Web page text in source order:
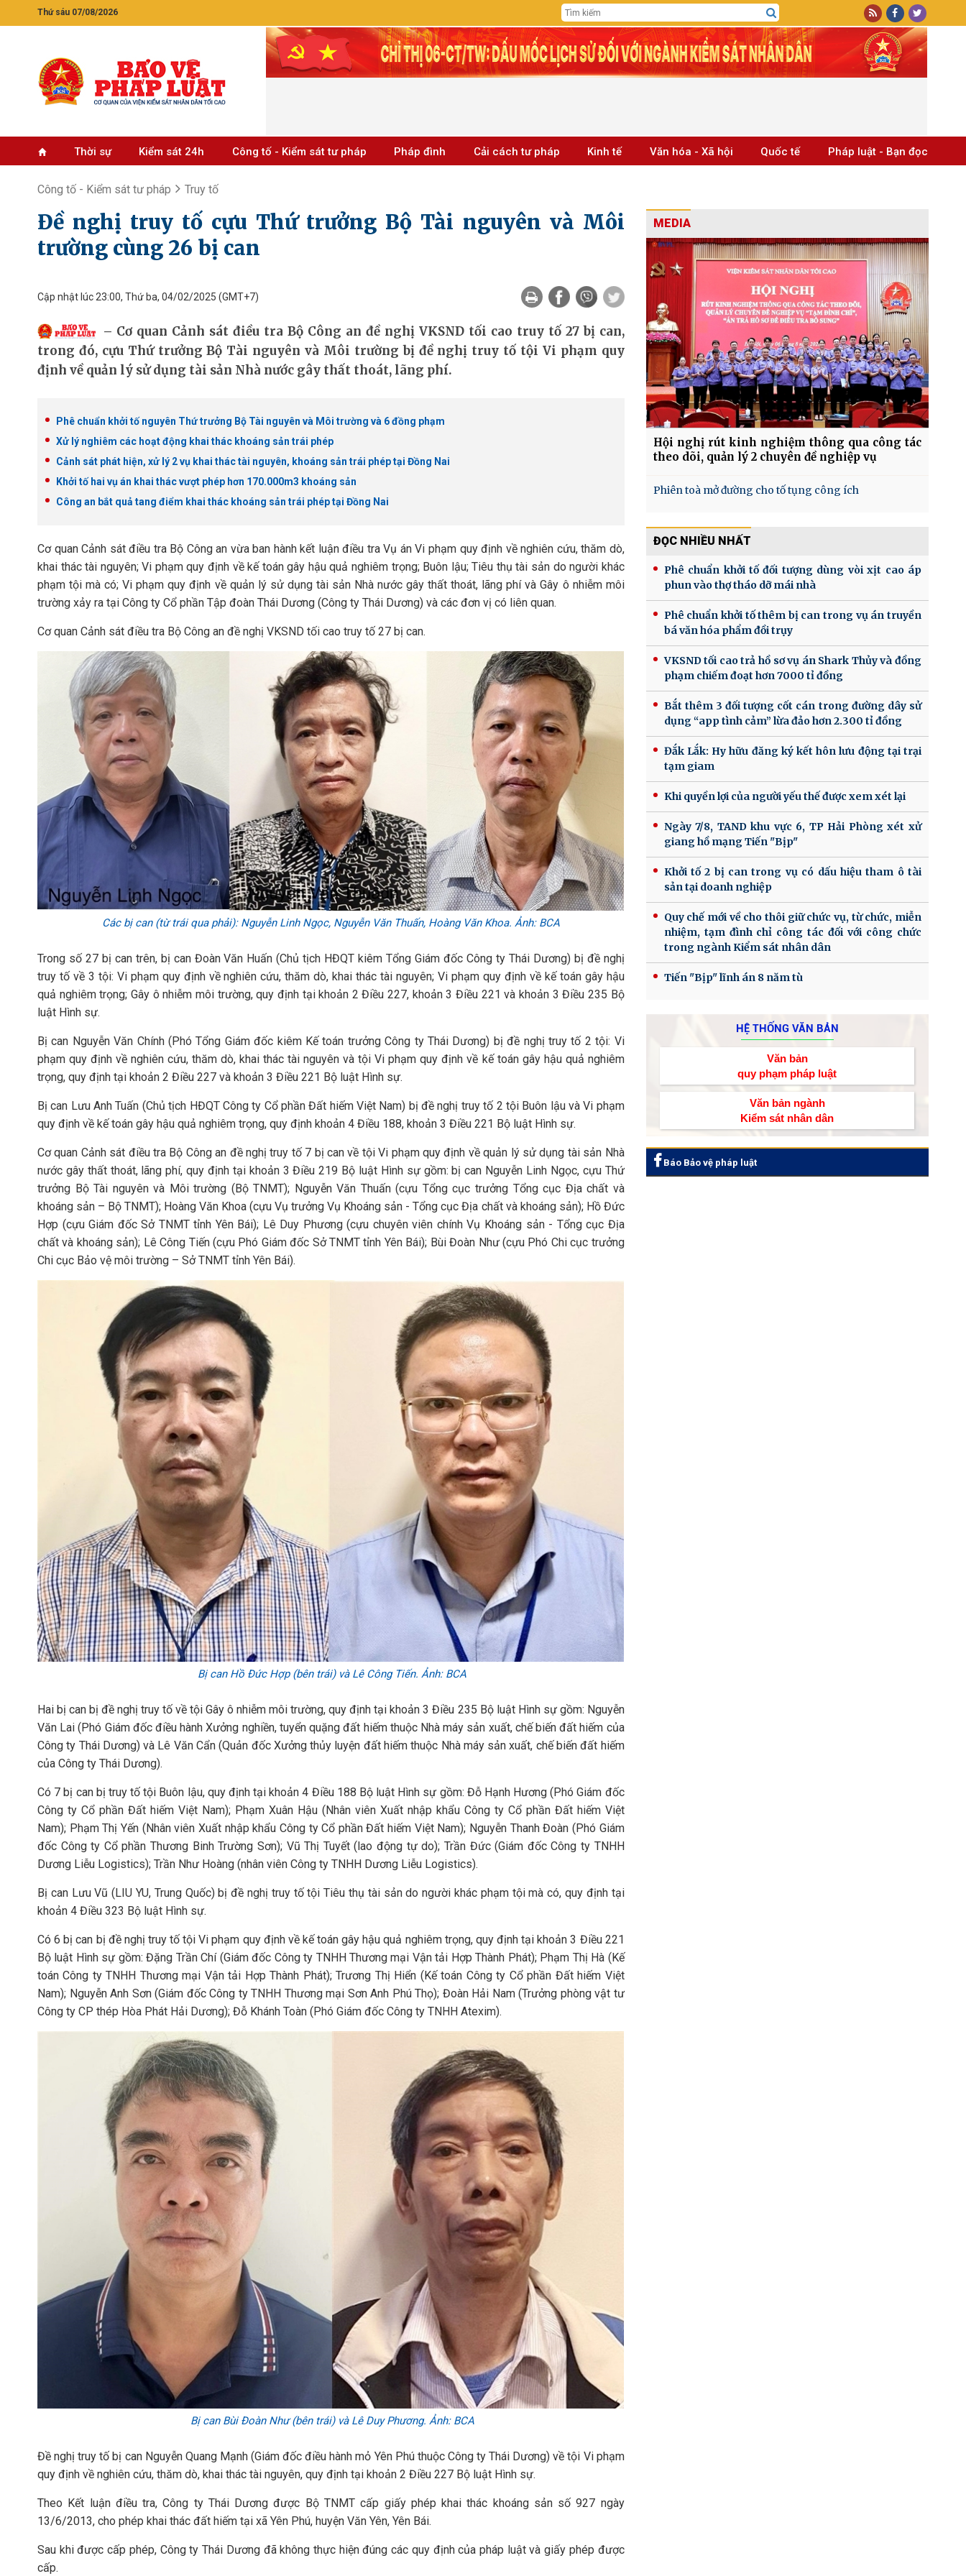
Thứ sáu 07/08/2026
Thời sự Kiểm sát 24h Công tố - Kiểm sát tư pháp Pháp đình Cải cách tư pháp Kinh tế Văn hóa - Xã hội Quốc tế Pháp luật - Bạn đọc
Công tố - Kiểm sát tư pháp Truy tố
Đề nghị truy tố cựu Thứ trưởng Bộ Tài nguyên và Môi
trường cùng 26 bị can
Cập nhật lúc 23:00, Thứ ba, 04/02/2025 (GMT+7)
Cơ quan Cảnh sát điều tra Bộ Công an đề nghị VKSND tối cao truy tố 27 bị can,
trong đó, cựu Thứ trưởng Bộ Tài nguyên và Môi trường bị đề nghị truy tố tội Vi phạm quy
định về quản lý sử dụng tài sản Nhà nước gây thất thoát, lãng phí.
Phê chuẩn khởi tố nguyên Thứ trưởng Bộ Tài nguyên và Môi trường và 6 đồng phạm
Xử lý nghiêm các hoạt động khai thác khoáng sản trái phép
Cảnh sát phát hiện, xử lý 2 vụ khai thác tài nguyên, khoáng sản trái phép tại Đồng Nai
Khởi tố hai vụ án khai thác vượt phép hơn 170.000m3 khoáng sản
Công an bắt quả tang điểm khai thác khoáng sản trái phép tại Đồng Nai
Cơ quan Cảnh sát điều tra Bộ Công an vừa ban hành kết luận điều tra Vụ án Vi phạm quy định về nghiên cứu, thăm dò,
khai thác tài nguyên; Vi phạm quy định về kế toán gây hậu quả nghiêm trọng; Buôn lậu; Tiêu thụ tài sản do người khác
phạm tội mà có; Vi phạm quy định về quản lý sử dụng tài sản Nhà nước gây thất thoát, lãng phí và Gây ô nhiễm môi
trường xảy ra tại Công ty Cổ phần Tập đoàn Thái Dương (Công ty Thái Dương) và các đơn vị có liên quan.
Cơ quan Cảnh sát điều tra Bộ Công an đề nghị VKSND tối cao truy tố 27 bị can.
Các bị can (từ trái qua phải): Nguyễn Linh Ngọc, Nguyễn Văn Thuấn, Hoàng Văn Khoa. Ảnh: BCA
Trong số 27 bị can trên, bị can Đoàn Văn Huấn (Chủ tịch HĐQT kiêm Tổng Giám đốc Công ty Thái Dương) bị đề nghị
truy tố về 3 tội: Vi phạm quy định về nghiên cứu, thăm dò, khai thác tài nguyên; Vi phạm quy định về kế toán gây hậu
quả nghiêm trọng; Gây ô nhiễm môi trường, quy định tại khoản 2 Điều 227, khoản 3 Điều 221 và khoản 3 Điều 235 Bộ
luật Hình sự.
Bị can Nguyễn Văn Chính (Phó Tổng Giám đốc kiêm Kế toán trưởng Công ty Thái Dương) bị đề nghị truy tố 2 tội: Vi
phạm quy định về nghiên cứu, thăm dò, khai thác tài nguyên và tội Vi phạm quy định về kế toán gây hậu quả nghiêm
trọng, quy định tại khoản 2 Điều 227 và khoản 3 Điều 221 Bộ luật Hình sự.
Bị can Lưu Anh Tuấn (Chủ tịch HĐQT Công ty Cổ phần Đất hiếm Việt Nam) bị đề nghị truy tố 2 tội Buôn lậu và Vi phạm
quy định về kế toán gây hậu quả nghiêm trọng, quy định khoản 4 Điều 188, khoản 3 Điều 221 Bộ luật Hình sự.
Cơ quan Cảnh sát điều tra Bộ Công an đề nghị truy tố 7 bị can về tội Vi phạm quy định về quản lý sử dụng tài sản Nhà
nước gây thất thoát, lãng phí, quy định tại khoản 3 Điều 219 Bộ luật Hình sự gồm: bị can Nguyễn Linh Ngọc, cựu Thứ
trưởng Bộ Tài nguyên và Môi trường (Bộ TNMT); Nguyễn Văn Thuấn (cựu Tổng cục trưởng Tổng cục Địa chất và
khoáng sản – Bộ TNMT); Hoàng Văn Khoa (cựu Vụ trưởng Vụ Khoáng sản - Tổng cục Địa chất và khoáng sản); Hồ Đức
Hợp (cựu Giám đốc Sở TNMT tỉnh Yên Bái); Lê Duy Phương (cựu chuyên viên chính Vụ Khoáng sản - Tổng cục Địa
chất và khoáng sản); Lê Công Tiến (cựu Phó Giám đốc Sở TNMT tỉnh Yên Bái); Bùi Đoàn Như (cựu Phó Chi cục trưởng
Chi cục Bảo vệ môi trường – Sở TNMT tỉnh Yên Bái).
Bị can Hồ Đức Hợp (bên trái) và Lê Công Tiến. Ảnh: BCA
Hai bị can bị đề nghị truy tố về tội Gây ô nhiễm môi trường, quy định tại khoản 3 Điều 235 Bộ luật Hình sự gồm: Nguyễn
Văn Lai (Phó Giám đốc điều hành Xưởng nghiền, tuyển quặng đất hiếm thuộc Nhà máy sản xuất, chế biến đất hiếm của
Công ty Thái Dương) và Lê Văn Cẩn (Quản đốc Xưởng thủy luyện đất hiếm thuộc Nhà máy sản xuất, chế biến đất hiếm
của Công ty Thái Dương).
Có 7 bị can bị truy tố tội Buôn lậu, quy định tại khoản 4 Điều 188 Bộ luật Hình sự gồm: Đỗ Hạnh Hương (Phó Giám đốc
Công ty Cổ phần Đất hiếm Việt Nam); Phạm Xuân Hậu (Nhân viên Xuất nhập khẩu Công ty Cổ phần Đất hiếm Việt
Nam); Phạm Thị Yến (Nhân viên Xuất nhập khẩu Công ty Cổ phần Đất hiếm Việt Nam); Nguyễn Thanh Đoàn (Phó Giám
đốc Công ty Cổ phần Thương Binh Trường Sơn); Vũ Thị Tuyết (lao động tự do); Trần Đức (Giám đốc Công ty TNHH
Dương Liễu Logistics); Trần Như Hoàng (nhân viên Công ty TNHH Dương Liễu Logistics).
Bị can Lưu Vũ (LIU YU, Trung Quốc) bị đề nghị truy tố tội Tiêu thụ tài sản do người khác phạm tội mà có, quy định tại
khoản 4 Điều 323 Bộ luật Hình sự.
Có 6 bị can bị đề nghị truy tố tội Vi phạm quy định về kế toán gây hậu quả nghiêm trọng, quy định tại khoản 3 Điều 221
Bộ luật Hình sự gồm: Đặng Trần Chí (Giám đốc Công ty TNHH Thương mại Vận tải Hợp Thành Phát); Phạm Thị Hà (Kế
toán Công ty TNHH Thương mại Vận tải Hợp Thành Phát); Trương Thị Hiển (Kế toán Công ty Cổ phần Đất hiếm Việt
Nam); Nguyễn Anh Sơn (Giám đốc Công ty TNHH Thương mại Sơn Anh Phú Thọ); Đoàn Hải Nam (Trưởng phòng vật tư
Công ty CP thép Hòa Phát Hải Dương); Đỗ Khánh Toàn (Phó Giám đốc Công ty TNHH Atexim).
Bị can Bùi Đoàn Như (bên trái) và Lê Duy Phương. Ảnh: BCA
Đề nghị truy tố bị can Nguyễn Quang Mạnh (Giám đốc điều hành mỏ Yên Phú thuộc Công ty Thái Dương) về tội Vi phạm
quy định về nghiên cứu, thăm dò, khai thác tài nguyên, quy định tại khoản 2 Điều 227 Bộ luật Hình sự.
Theo Kết luận điều tra, Công ty Thái Dương được Bộ TNMT cấp giấy phép khai thác khoáng sản số 927 ngày
13/6/2013, cho phép khai thác đất hiếm tại xã Yên Phú, huyện Văn Yên, Yên Bái.
Sau khi được cấp phép, Công ty Thái Dương đã không thực hiện đúng các quy định của pháp luật và giấy phép được
cấp.
MEDIA
Hội nghị rút kinh nghiệm thông qua công tác
theo dõi, quản lý 2 chuyên đề nghiệp vụ
Phiên toà mở đường cho tố tụng công ích
ĐỌC NHIỀU NHẤT
Phê chuẩn khởi tố đối tượng dùng vòi xịt cao áp
phun vào thợ tháo dỡ mái nhà
Phê chuẩn khởi tố thêm bị can trong vụ án truyền
bá văn hóa phẩm đồi trụy
VKSND tối cao trả hồ sơ vụ án Shark Thủy và đồng
phạm chiếm đoạt hơn 7000 tỉ đồng
Bắt thêm 3 đối tượng cốt cán trong đường dây sử
dụng “app tình cảm” lừa đảo hơn 2.300 tỉ đồng
Đắk Lắk: Hy hữu đăng ký kết hôn lưu động tại trại
tạm giam
Khi quyền lợi của người yếu thế được xem xét lại
Ngày 7/8, TAND khu vực 6, TP Hải Phòng xét xử
giang hồ mạng Tiến "Bịp"
Khởi tố 2 bị can trong vụ có dấu hiệu tham ô tài
sản tại doanh nghiệp
Quy chế mới về cho thôi giữ chức vụ, từ chức, miễn
nhiệm, tạm đình chỉ công tác đối với công chức
trong ngành Kiểm sát nhân dân
Tiến "Bịp" lĩnh án 8 năm tù
HỆ THỐNG VĂN BẢN
Văn bản
quy phạm pháp luật
Văn bản ngành
Kiểm sát nhân dân
Báo Bảo vệ pháp luật